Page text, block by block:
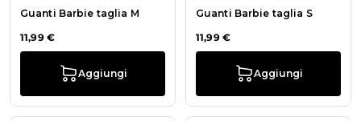
Guanti Barbie taglia M
11,99 €
Aggiungi
Guanti Barbie taglia S
11,99 €
Aggiungi